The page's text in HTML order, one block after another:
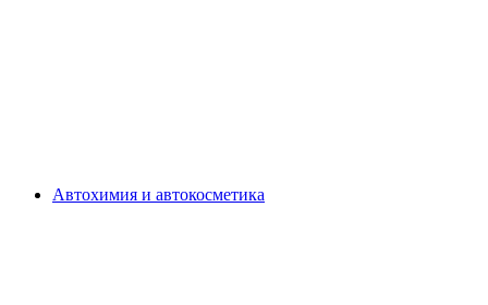
Автохимия и автокосметика